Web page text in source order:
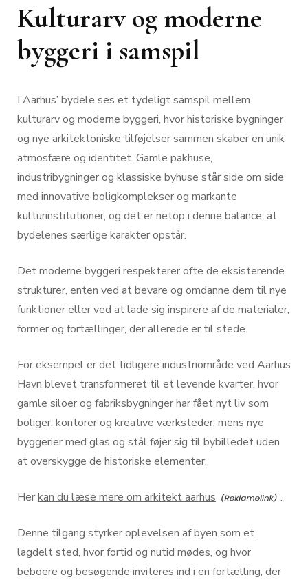
Kulturarv og moderne
byggeri i samspil
I Aarhus’ bydele ses et tydeligt samspil mellem
kulturarv og moderne byggeri, hvor historiske bygninger
og nye arkitektoniske tilføjelser sammen skaber en unik
atmosfære og identitet. Gamle pakhuse,
industribygninger og klassiske byhuse står side om side
med innovative boligkomplekser og markante
kulturinstitutioner, og det er netop i denne balance, at
bydelenes særlige karakter opstår.
Det moderne byggeri respekterer ofte de eksisterende
strukturer, enten ved at bevare og omdanne dem til nye
funktioner eller ved at lade sig inspirere af de materialer,
former og fortællinger, der allerede er til stede.
For eksempel er det tidligere industriområde ved Aarhus
Havn blevet transformeret til et levende kvarter, hvor
gamle siloer og fabriksbygninger har fået nyt liv som
boliger, kontorer og kreative værksteder, mens nye
byggerier med glas og stål føjer sig til bybilledet uden
at overskygge de historiske elementer.
Herkan du læse mere om arkitekt aarhus .
Denne tilgang styrker oplevelsen af byen som et
lagdelt sted, hvor fortid og nutid mødes, og hvor
beboere og besøgende inviteres ind i en fortælling, der